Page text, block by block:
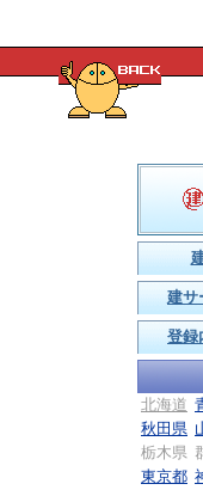
建サ
登録
北海道
秋田県
栃木県
東京都